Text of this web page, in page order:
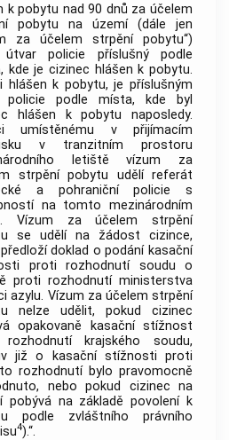
k pobytu nad 90 dnů za účelem
pobytu na území (dále jen
za účelem strpění pobytu“)
útvar policie příslušný podle
kde je cizinec hlášen k pobytu.
hlášen k pobytu, je příslušným
policie podle místa, kde byl
hlášen k pobytu naposledy.
umístěnému v přijímacím
v tranzitním prostoru
letiště vízum za
strpění pobytu udělí referát
a pohraniční policie s
na tomto mezinárodním
Vízum za účelem strpění
se udělí na žádost cizince,
doklad o podání kasační
proti rozhodnutí soudu o
proti rozhodnutí ministerstva
azylu. Vízum za účelem strpění
nelze udělit, pokud cizinec
opakovaně kasační stížnost
krajského soudu,
již o kasační stížnosti proti
rozhodnutí bylo pravomocně
nebo pokud cizinec na
pobývá na základě povolení k
podle zvláštního právního
4).“.